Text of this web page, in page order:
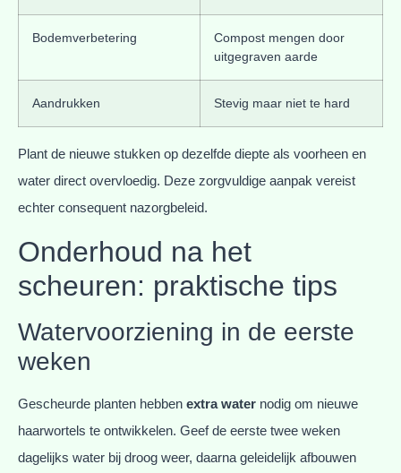
Bodemverbetering
Compost mengen door
uitgegraven aarde
Aandrukken Stevig maar niet te hard
Plant de nieuwe stukken op dezelfde diepte als voorheen en
water direct overvloedig. Deze zorgvuldige aanpak vereist
echter consequent nazorgbeleid.
Onderhoud na het
scheuren: praktische tips
Watervoorziening in de eerste
weken
Gescheurde planten hebben extra water nodig om nieuwe
haarwortels te ontwikkelen. Geef de eerste twee weken
dagelijks water bij droog weer, daarna geleidelijk afbouwen